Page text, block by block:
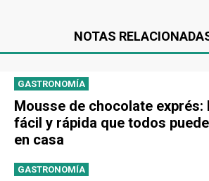
NOTAS
GASTRONOMÍA
Mousse de chocolate exprés:
fácil y rápida que todos
en casa
GASTRONOMÍA